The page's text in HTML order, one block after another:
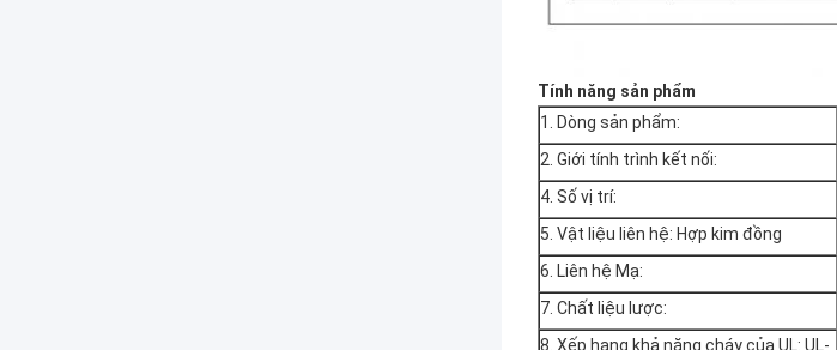
Tính năng sản phẩm
1. Dòng sản phẩm:
2. Giới tính trình kết nối:
4. Số vị trí:
5. Vật liệu liên hệ: Hợp kim đồng
6. Liên hệ Mạ:
7. Chất liệu lược:
8. Xếp hạng khả năng cháy của UL: UL-